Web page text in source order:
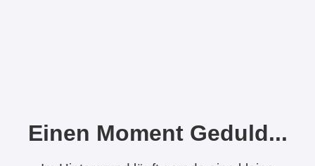
Einen Moment Geduld...